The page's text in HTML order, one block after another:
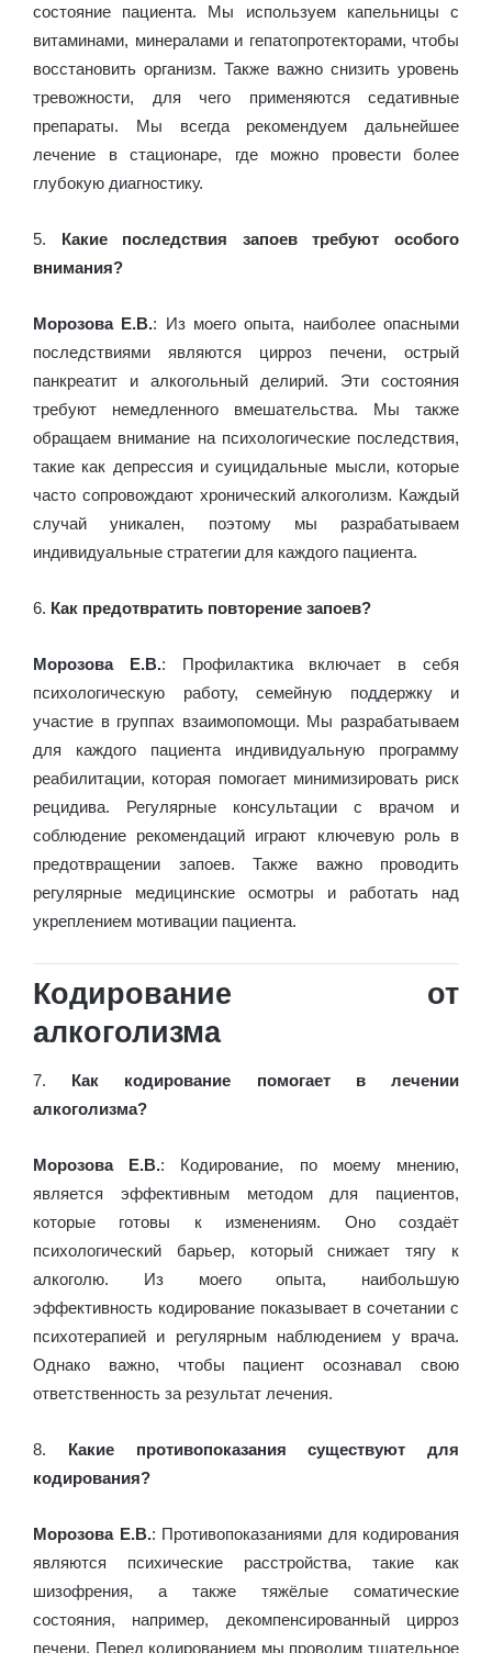
состояние пациента. Мы используем капельницы с
витаминами, минералами и гепатопротекторами, чтобы
восстановить организм. Также важно снизить уровень
тревожности, для чего применяются седативные
препараты. Мы всегда рекомендуем дальнейшее
лечение в стационаре, где можно провести более
глубокую диагностику.
5. Какие последствия запоев требуют особого
внимания?
Морозова Е.В.: Из моего опыта, наиболее опасными
последствиями являются цирроз печени, острый
панкреатит и алкогольный делирий. Эти состояния
требуют немедленного вмешательства. Мы также
обращаем внимание на психологические последствия,
такие как депрессия и суицидальные мысли, которые
часто сопровождают хронический алкоголизм. Каждый
случай уникален, поэтому мы разрабатываем
индивидуальные стратегии для каждого пациента.
6. Как предотвратить повторение запоев?
Морозова Е.В.: Профилактика включает в себя
психологическую работу, семейную поддержку и
участие в группах взаимопомощи. Мы разрабатываем
для каждого пациента индивидуальную программу
реабилитации, которая помогает минимизировать риск
рецидива. Регулярные консультации с врачом и
соблюдение рекомендаций играют ключевую роль в
предотвращении запоев. Также важно проводить
регулярные медицинские осмотры и работать над
укреплением мотивации пациента.
Кодирование от
алкоголизма
7. Как кодирование помогает в лечении
алкоголизма?
Морозова Е.В.: Кодирование, по моему мнению,
является эффективным методом для пациентов,
которые готовы к изменениям. Оно создаёт
психологический барьер, который снижает тягу к
алкоголю. Из моего опыта, наибольшую
эффективность кодирование показывает в сочетании с
психотерапией и регулярным наблюдением у врача.
Однако важно, чтобы пациент осознавал свою
ответственность за результат лечения.
8. Какие противопоказания существуют для
кодирования?
Морозова Е.В.: Противопоказаниями для кодирования
являются психические расстройства, такие как
шизофрения, а также тяжёлые соматические
состояния, например, декомпенсированный цирроз
печени. Перед кодированием мы проводим тщательное